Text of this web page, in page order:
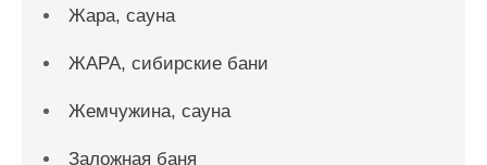
Жара, сауна
ЖАРА, сибирские бани
Жемчужина, сауна
Заложная баня